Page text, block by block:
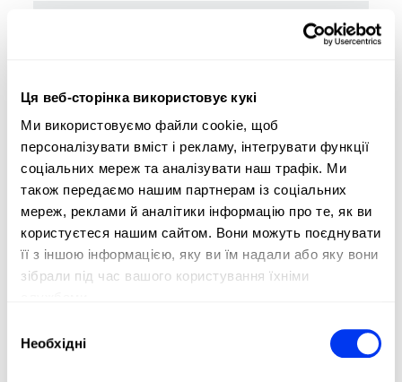
Ця веб-сторінка використовує кукі
Ми використовуємо файли cookie, щоб
персоналізувати вміст і рекламу, інтегрувати функції
соціальних мереж та аналізувати наш трафік. Ми
також передаємо нашим партнерам із соціальних
мереж, реклами й аналітики інформацію про те, як ви
користуєтеся нашим сайтом. Вони можуть поєднувати
її з іншою інформацією, яку ви їм надали або яку вони
зібрали під час вашого користування їхніми
згоди
Необхідні